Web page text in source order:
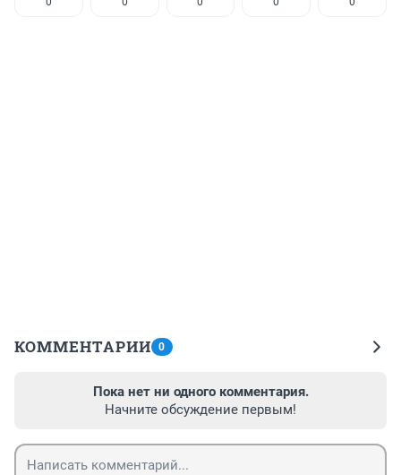
КОММЕНТАРИИ 0
Пока нет ни одного комментария.
Начните обсуждение первым!